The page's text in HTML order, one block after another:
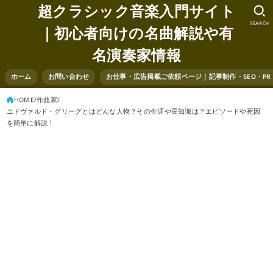
超クラシック音楽入門サイト
｜初心者向けの名曲解説や有
名演奏家情報
ホーム お問い合わせ お仕事・広告掲載ご依頼ページ｜記事制作・SEO・
SEARCH
HOME 作曲家
エドヴァルド・グリーグとはどんな人物？その生涯や豆知識は？エピソードや死因
を簡単に解説！